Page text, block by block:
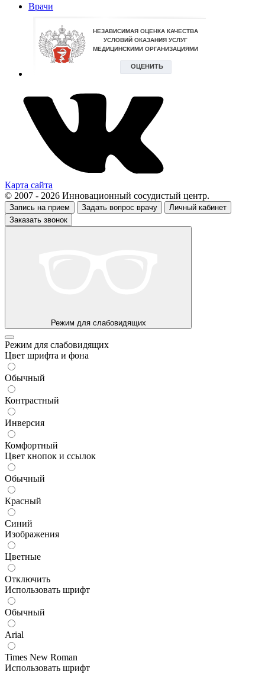
Врачи
Карта сайта
© 2007 - 2026 Инновационный сосудистый центр.
Запись на прием Задать вопрос врачу
Личный кабинет
Заказать звонок
Режим для слабовидящих
Режим для слабовидящих
Цвет шрифта и фона
Обычный
Контрастный
Инверсия
Комфортный
Цвет кнопок и ссылок
Обычный
Красный
Синий
Изображения
Цветные
Отключить
Использовать шрифт
Обычный
Arial
Times New Roman
Использовать шрифт